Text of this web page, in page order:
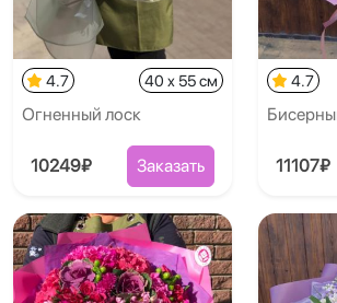
4.7 40 x 55 см
Огненный лоск
10249₽ Заказать
4.7
11107₽